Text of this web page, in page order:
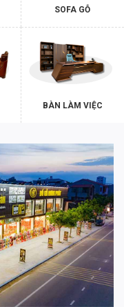
SOFA GỖ
BÀN LÀM VIỆC